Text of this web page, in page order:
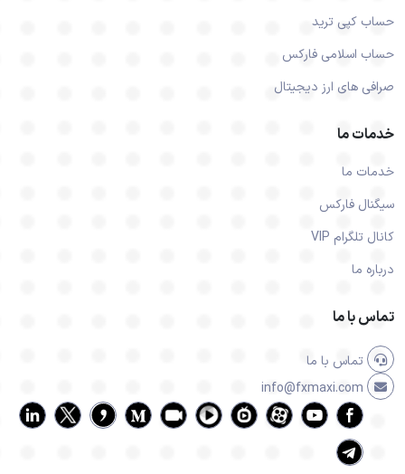
حساب کپی ترید
حساب اسلامی فارکس
صرافی های ارز دیجیتال
خدمات ما
خدمات ما
سیگنال فارکس
کانال تلگرام VIP
درباره ما
تماس با ما
تماس با ما